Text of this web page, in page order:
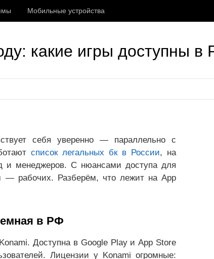
Мобильные устройства
какие игры доступны в
себя уверенно — параллельно с
список легальных бк в России, на
и менеджеров. С нюансами доступа для
— рабочих. Разберём, что лежит на App
в РФ
Доступна в Google Play и App Store
Лицензии у Konami огромные: